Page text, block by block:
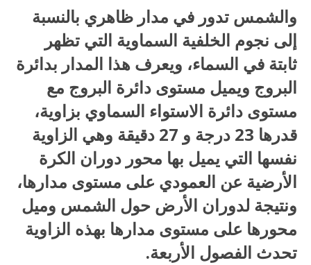
والشمس تدور في مدار ظاهري بالنسبة
إلى نجوم الخلفية السماوية التي تظهر
ثابتة في السماء، ويعرف هذا المدار بدائرة
البروج ويميل مستوى دائرة البروج مع
مستوى دائرة الاستواء السماوي بزاوية،
قدرها 23 درجة و 27 دقيقة وهي الزاوية
نفسها التي يميل بها محور دوران الكرة
الأرضية عن العمودي على مستوى مدارها،
ونتيجة لدوران الأرض حول الشمس وميل
محورها على مستوى مدارها بهذه الزاوية
تحدث الفصول الأربعة.